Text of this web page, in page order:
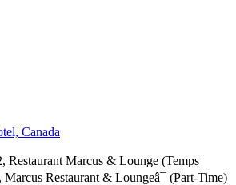
Canada
Restaurant Marcus & Lounge (Temps
Restaurant & Loungeâ¯ (Part-Time)